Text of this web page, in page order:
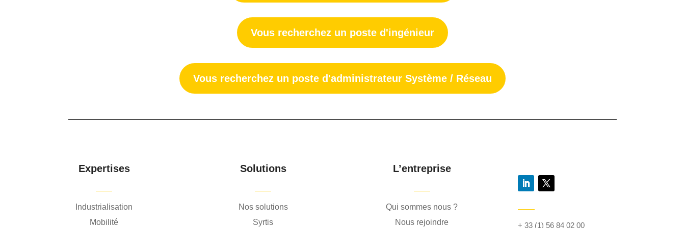
Vous recherchez un poste d'ingénieur
Vous recherchez un poste d'administrateur Système / Réseau
Expertises
Industrialisation
Mobilité
Solutions
Nos solutions
Syrtis
L’entreprise
Qui sommes nous ?
Nous rejoindre
+ 33 (1) 56 84 02 00